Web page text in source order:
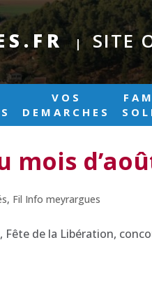
| SITE
VOS
DEMARCHES
mois
, Fil Info meyrargues
Fête de la Libération,